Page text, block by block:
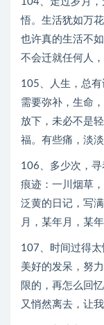
悟。生活犹如万
也许真的生活不
不会迁就任何人
105、人生，总
需要弥补，生命
放下，未必不是
福。有些痛，淡
106、多少次，
痕迹：一川烟草
泛黄的日记，写
月，某年月，某
107、时间过得
美好的发呆，努
限的，再怎么回
又悄然离去，让